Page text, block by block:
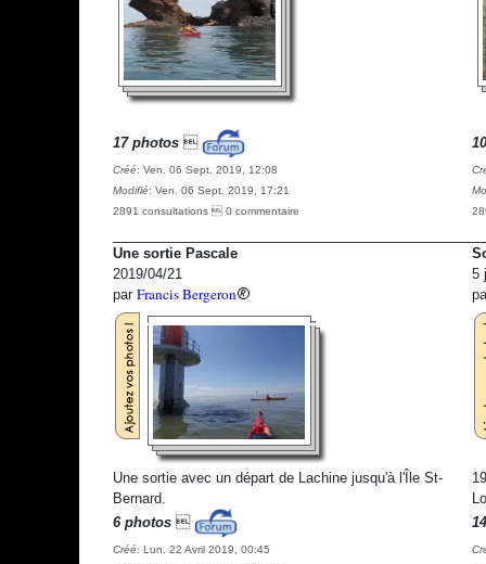
17 photos
Créé: Ven. 06 Sept. 2019, 12:08
Modifié: Ven. 06 Sept. 2019, 17:21
2891 consultations  0 commentaire
Une sortie Pascale
2019/04/21
par Francis Bergeron
Une sortie avec un départ de Lachine jusqu'à l'Île St-
Bernard.
6 photos
Créé: Lun. 22 Avril 2019, 00:45
5